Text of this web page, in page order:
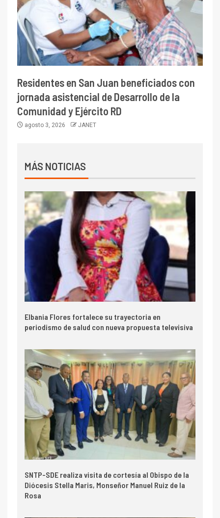
Residentes en San Juan beneficiados con
jornada asistencial de Desarrollo de la
Comunidad y Ejército RD
agosto 3, 2026 JANET
MÁS NOTICIAS
Elbania Flores fortalece su trayectoria en
periodismo de salud con nueva propuesta televisiva
SNTP-SDE realiza visita de cortesía al Obispo de la
Diócesis Stella Maris, Monseñor Manuel Ruiz de la
Rosa